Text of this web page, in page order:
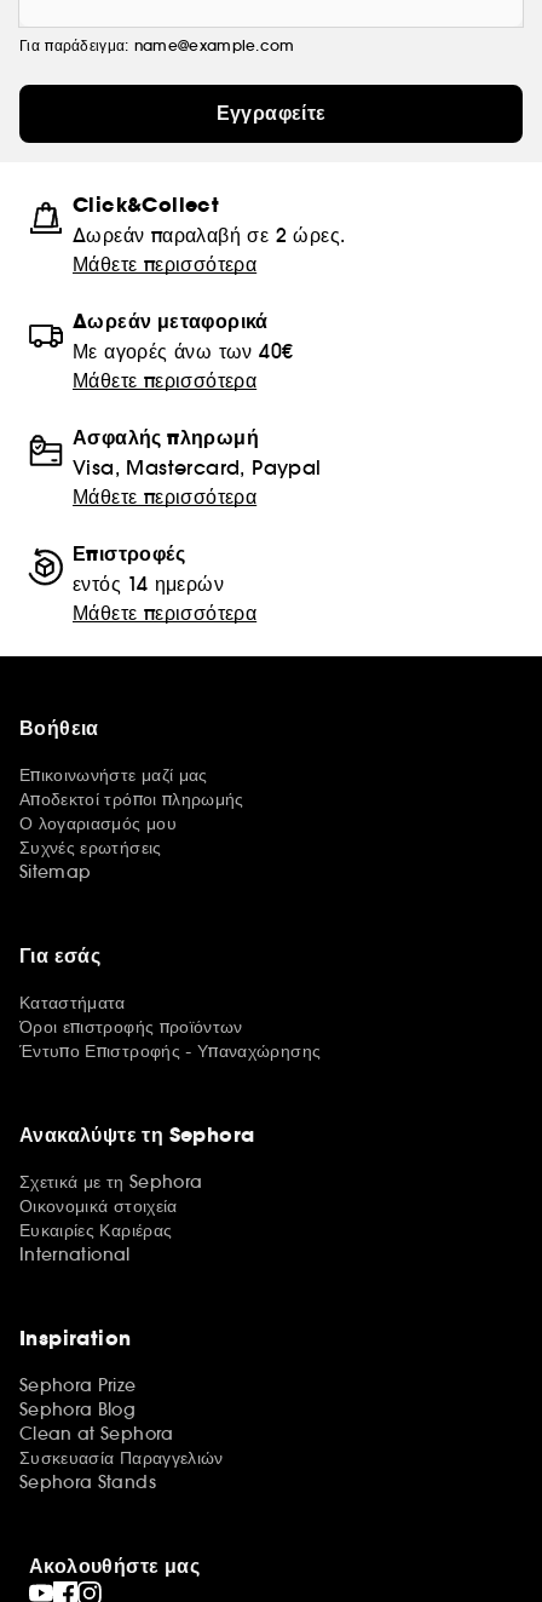
Για παράδειγμα: name@example.com
Εγγραφείτε
Click&Collect
Δωρεάν παραλαβή σε 2 ώρες.
Μάθετε περισσότερα
Δωρεάν μεταφορικά
Με αγορές άνω των 40€
Μάθετε περισσότερα
Ασφαλής πληρωμή
Visa, Mastercard, Paypal
Μάθετε περισσότερα
Επιστροφές
εντός 14 ημερών
Μάθετε περισσότερα
Βοήθεια
Επικοινωνήστε μαζί μας
Αποδεκτοί τρόποι πληρωμής
Ο λογαριασμός μου
Συχνές ερωτήσεις
Sitemap
Για εσάς
Καταστήματα
Όροι επιστροφής προϊόντων
Έντυπο Επιστροφής - Υπαναχώρησης
Ανακαλύψτε τη Sephora
Σχετικά με τη Sephora
Οικονομικά στοιχεία
Ευκαιρίες Καριέρας
International
Inspiration
Sephora Prize
Sephora Blog
Clean at Sephora
Συσκευασία Παραγγελιών
Sephora Stands
Ακολουθήστε μας